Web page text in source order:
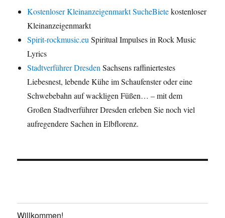
Kostenloser Kleinanzeigenmarkt SucheBietekostenloser
Kleinanzeigenmarkt
Spirit-rockmusic.eu Spiritual Impulses in Rock Music
Lyrics
Stadtverführer Dresden Sachsens raffiniertestes
Liebesnest, lebende Kühe im Schaufenster oder eine
Schwebebahn auf wackligen Füßen… – mit dem
Großen Stadtverführer Dresden erleben Sie noch viel
aufregendere Sachen in Elbflorenz.
Willkommen!